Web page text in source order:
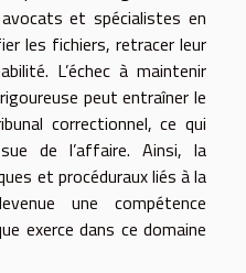
et spécialistes en
les fichiers, retracer leur
L’échec à maintenir
peut entraîner le
correctionnel, ce qui
de l’affaire. Ainsi, la
et procéduraux liés à la
une compétence
exerce dans ce domaine